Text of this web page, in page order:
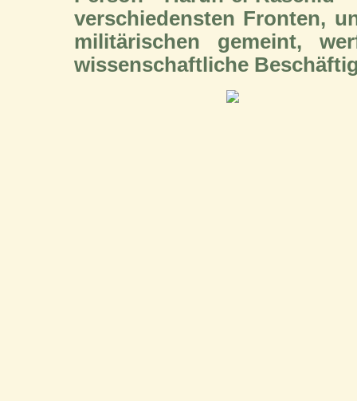
verschiedensten Fronten,
militärischen gemeint,
wissenschaftliche